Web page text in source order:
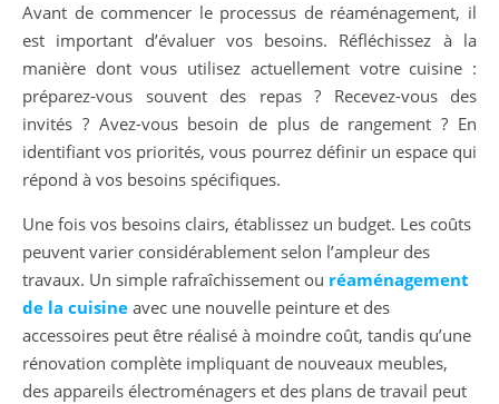
Avant de commencer le processus de réaménagement, il
est important d’évaluer vos besoins. Réfléchissez à la
manière dont vous utilisez actuellement votre cuisine :
préparez-vous souvent des repas ? Recevez-vous des
invités ? Avez-vous besoin de plus de rangement ? En
identifiant vos priorités, vous pourrez définir un espace qui
répond à vos besoins spécifiques.
Une fois vos besoins clairs, établissez un budget. Les coûts
peuvent varier considérablement selon l’ampleur des
travaux. Un simple rafraîchissement ou réaménagement
de la cuisine avec une nouvelle peinture et des
accessoires peut être réalisé à moindre coût, tandis qu’une
rénovation complète impliquant de nouveaux meubles,
des appareils électroménagers et des plans de travail peut